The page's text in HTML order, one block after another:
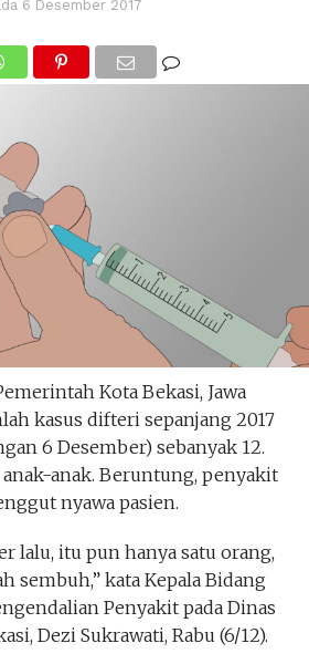
6 Desember 2017
Kota Bekasi, Jawa
kasus difteri sepanjang 2017
6 Desember) sebanyak 12.
anak-anak. Beruntung, penyakit
nyawa pasien.
lalu, itu pun hanya satu orang,
sembuh,” kata Kepala Bidang
Penyakit pada Dinas
Dezi Sukrawati, Rabu (6/12).